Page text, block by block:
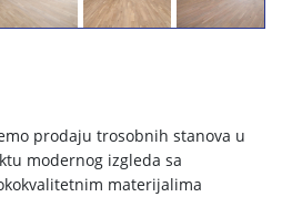
prodaju trosobnih stanova u
modernog izgleda sa
materijalima